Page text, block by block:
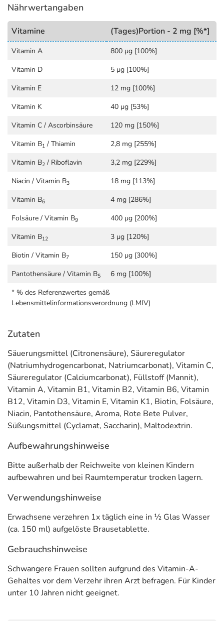
Allergene) sind bei den Lebensmittelangaben als pdf
hinterlegt. (oben)
Nährwertangaben
Vitamine (Tages)Portion - 2 mg [%*]
Vitamin A
800 µg [100%]
Vitamin D
5 µg [100%]
Vitamin E
12 mg [100%]
Vitamin K
40 µg [53%]
Vitamin C / Ascorbinsäure
120 mg [150%]
Vitamin B1 / Thiamin
2,8 mg [255%]
Vitamin B2 / Riboflavin
3,2 mg [229%]
Niacin / Vitamin B3
18 mg [113%]
Vitamin B6
4 mg [286%]
Folsäure / Vitamin B9
400 µg [200%]
Vitamin B12
3 µg [120%]
Biotin / Vitamin B7
150 µg [300%]
Pantothensäure / Vitamin B5
6 mg [100%]
* % des Referenzwertes gemäß
Lebensmittelinformationsverordnung (LMIV)
Zutaten
Säuerungsmittel (Citronensäure), Säureregulator
(Natriumhydrogencarbonat, Natriumcarbonat), Vitamin C,
Säureregulator (Calciumcarbonat), Füllstoff (Mannit),
Vitamin A, Vitamin B1, Vitamin B2, Vitamin B6, Vitamin
B12, Vitamin D3, Vitamin E, Vitamin K1, Biotin, Folsäure,
Niacin, Pantothensäure, Aroma, Rote Bete Pulver,
Süßungsmittel (Cyclamat, Saccharin), Maltodextrin.
Aufbewahrungshinweise
Bitte außerhalb der Reichweite von kleinen Kindern
aufbewahren und bei Raumtemperatur trocken lagern.
Verwendungshinweise
Erwachsene verzehren 1x täglich eine in ½ Glas Wasser
(ca. 150 ml) aufgelöste Brausetablette.
Gebrauchshinweise
Schwangere Frauen sollten aufgrund des Vitamin-A-
Gehaltes vor dem Verzehr ihren Arzt befragen. Für Kinder
unter 10 Jahren nicht geeignet.